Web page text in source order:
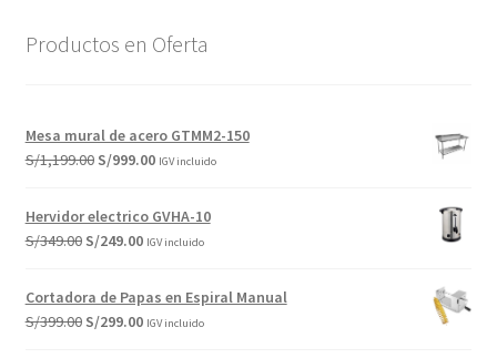
Productos en Oferta
Mesa mural de acero GTMM2-150
S/1,199.00 El
original
era:
S/999.00El
actual
IGV incluido
Hervidor electrico GVHA-10
S/349.00 El
original
era:
S/249.00El
es:
IGV incluido
Cortadora de Papas en Espiral Manual
S/399.00 El
S/299.00ElIGV incluido